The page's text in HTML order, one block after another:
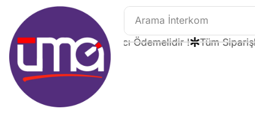
Arama İnterkom
Siparişlerde Kargo Alıcı Ödemelidir ! Tüm